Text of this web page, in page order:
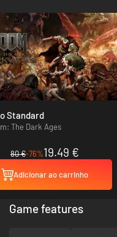
Standard
The Dark Ages
80 €-76%19.49 €
Adicionar ao carrinho
Game features